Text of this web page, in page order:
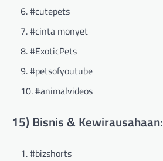
#cutepets
#cinta monyet
#ExoticPets
#petsofyoutube
#animalvideos
15) Bisnis & Kewirausahaan:
#bizshorts